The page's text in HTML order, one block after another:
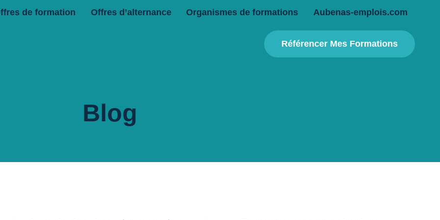
de formation Offres d’alternance Organismes de formations Aubenas-emplois.com
Référencer Mes Formations
Blog